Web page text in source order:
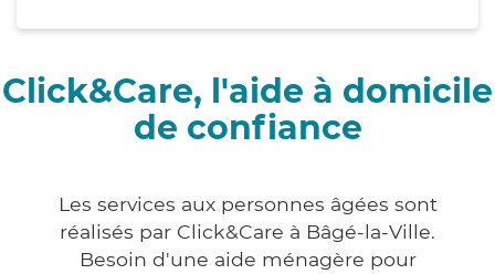
Click&Care, l'aide à domicile
de confiance
Les services aux personnes âgées sont
réalisés par Click&Care à Bâgé-la-Ville.
Besoin d'une aide ménagère pour